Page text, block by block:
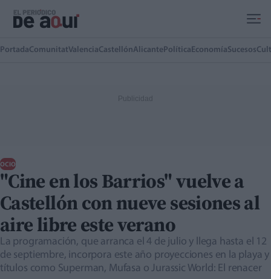
PortadaComunitatValenciaCastellónAlicante Política EconomíaSucesos
OCIO
"Cine en los Barrios" vuelve a
Castellón con nueve sesiones al
aire libre este verano
La programación, que arranca el 4 de julio y llega hasta el 12
de septiembre, incorpora este año proyecciones en la playa y
títulos como Superman, Mufasa o Jurassic World: El renacer